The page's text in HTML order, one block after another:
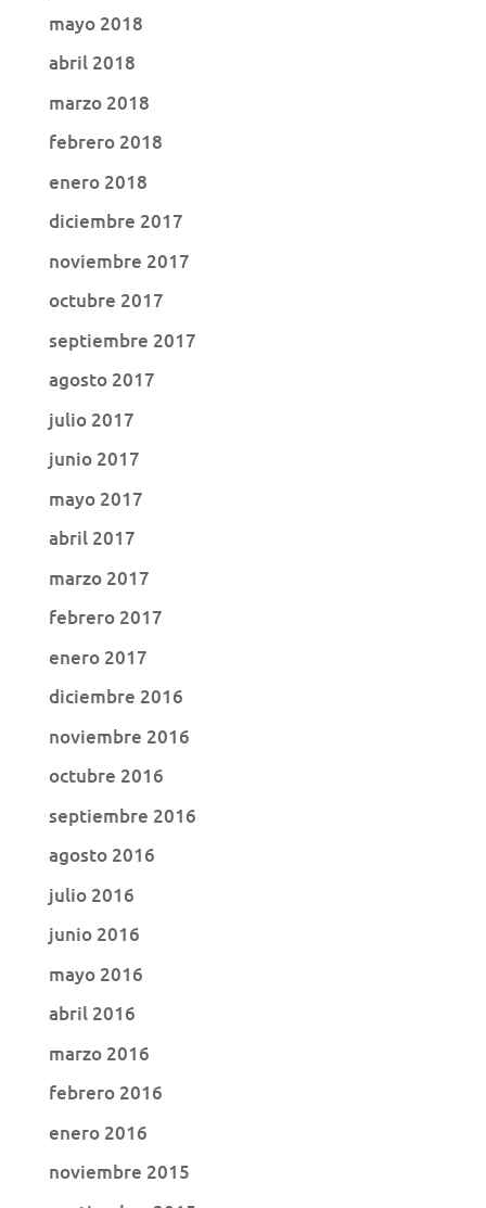
mayo 2018
abril 2018
marzo 2018
febrero 2018
enero 2018
diciembre 2017
noviembre 2017
octubre 2017
septiembre 2017
agosto 2017
julio 2017
junio 2017
mayo 2017
abril 2017
marzo 2017
febrero 2017
enero 2017
diciembre 2016
noviembre 2016
octubre 2016
septiembre 2016
agosto 2016
julio 2016
junio 2016
mayo 2016
abril 2016
marzo 2016
febrero 2016
enero 2016
noviembre 2015